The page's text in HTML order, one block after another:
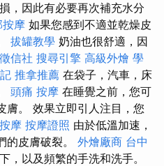
，因此有必要再次補充水分
按摩 如果您感到不適並乾燥皮
拔罐教學 奶油也很舒適，因
信社 搜尋引擎 高級外燴 學
推拿推薦 在袋子，汽車，床
頭痛 按摩 在睡覺之前，您可
膚。 效果立即引人注目，您
摩 按摩證照 由於低溫加速，
的皮膚破裂。 外燴廠商 台中
，以及頻繁的手洗和洗手。